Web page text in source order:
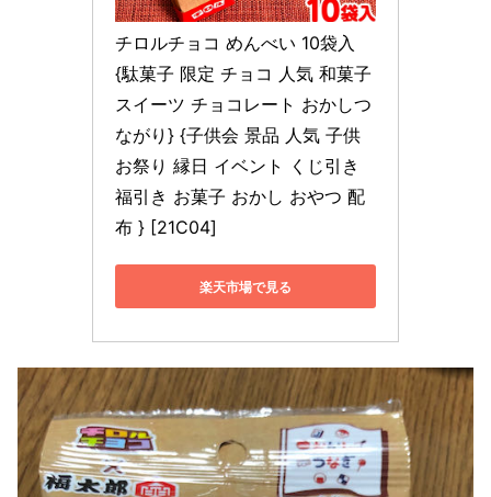
チロルチョコ めんべい 10袋入
{駄菓子 限定 チョコ 人気 和菓子
スイーツ チョコレート おかしつ
ながり} {子供会 景品 人気 子供
お祭り 縁日 イベント くじ引き
福引き お菓子 おかし おやつ 配
布 } [21C04]
楽天市場で見る